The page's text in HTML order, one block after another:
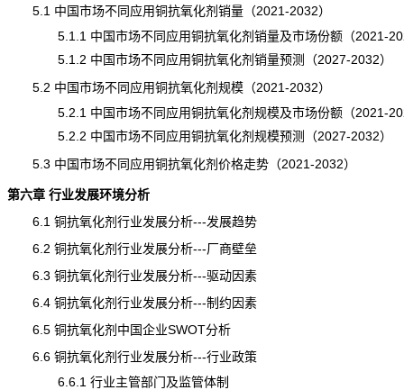
5.1 中国市场不同应用铜抗氧化剂销量（2021-2032）
5.1.1 中国市场不同应用铜抗氧化剂销量及市场份额（2021-
5.1.2 中国市场不同应用铜抗氧化剂销量预测（2027-2032）
5.2 中国市场不同应用铜抗氧化剂规模（2021-2032）
5.2.1 中国市场不同应用铜抗氧化剂规模及市场份额（2021-
5.2.2 中国市场不同应用铜抗氧化剂规模预测（2027-2032）
5.3 中国市场不同应用铜抗氧化剂价格走势（2021-2032）
第六章 行业发展环境分析
6.1 铜抗氧化剂行业发展分析---发展趋势
6.2 铜抗氧化剂行业发展分析---厂商壁垒
6.3 铜抗氧化剂行业发展分析---驱动因素
6.4 铜抗氧化剂行业发展分析---制约因素
6.5 铜抗氧化剂中国企业SWOT分析
6.6 铜抗氧化剂行业发展分析---行业政策
6.6.1 行业主管部门及监管体制